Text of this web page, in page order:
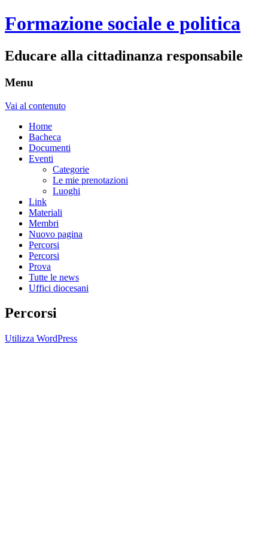
Formazione sociale e politica
Educare alla cittadinanza responsabile
Menu
Vai al contenuto
Home
Bacheca
Documenti
Eventi
Categorie
Le mie prenotazioni
Luoghi
Link
Materiali
Membri
Nuovo pagina
Percorsi
Percorsi
Prova
Tutte le news
Uffici diocesani
Percorsi
Utilizza WordPress